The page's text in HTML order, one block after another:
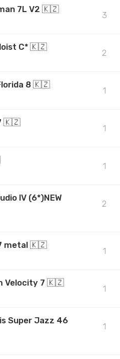
7L V2 🇰🇿
3
C* 🇰🇿
2
8 🇰🇿
1
🇰🇿
1
1
lV (6*)NEW
2
metal 🇰🇿
1
Velocity 7 🇰🇿
1
Super Jazz 46
1